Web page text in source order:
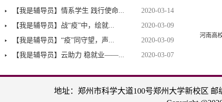
2020-03-14
【我是辅导员】情系学生 践行使命...
2020-03-09
【我是辅导员】战“疫”中，绘就...
2020-03-09
【我是辅导员】“疫”同守望，声...
2020-03-07
【我是辅导员】云助力 稳就业——...
河南高
地址：郑州市科学大道100号郑州大学新校区 邮